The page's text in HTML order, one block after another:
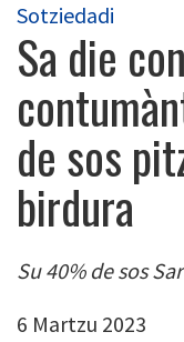
Sotziedadi
Sa die
de sos
birdura
Su 40% de sos
6 Martzu 2023